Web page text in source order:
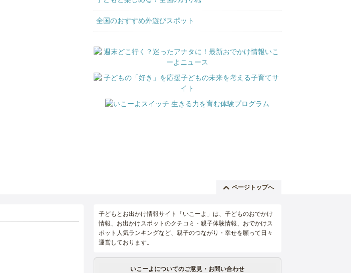
全国のおすすめ外遊びスポット
ページトップへ
子どもとお出かけ情報サイト「いこーよ」は、子どものおでかけ
情報、お出かけスポットのクチコミ・親子体験情報、おでかけス
ポット人気ランキングなど、親子のつながり・幸せを願って日々
運営しております。
いこーよについてのご意見・お問い合わせ